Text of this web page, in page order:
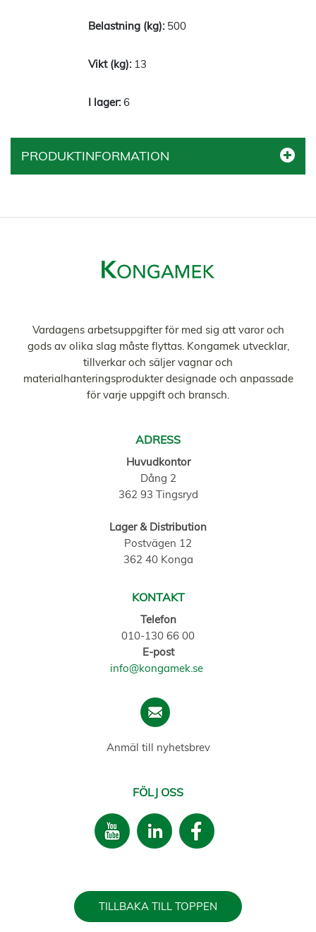
500
13
6
PRODUKTINFORMATION
Vardagens arbetsuppgifter för med sig att varor och
gods av olika slag måste flyttas. Kongamek utvecklar,
tillverkar och säljer vagnar och
materialhanteringsprodukter designade och anpassade
för varje uppgift och bransch.
ADRESS
Huvudkontor
Dång 2
362 93 Tingsryd
Lager & Distribution
Postvägen 12
362 40 Konga
KONTAKT
Telefon
010-130 66 00
E-post
info@kongamek.se
Anmäl till nyhetsbrev
FÖLJ OSS
TILLBAKA TILL TOPPEN